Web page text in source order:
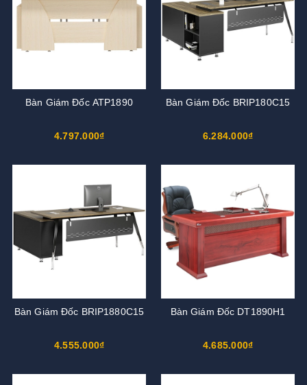
Bàn Giám Đốc ATP1890
4.797.000₫
Bàn Giám Đốc BRIP180C15
6.284.000₫
Bàn Giám Đốc BRIP1880C15
4.555.000₫
Bàn Giám Đốc DT1890H1
4.685.000₫